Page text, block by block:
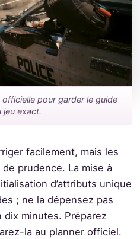
pour garder le guide
jeu exact.
facilement, mais les
prudence. La mise à
d’attributs unique
; ne la dépensez pas
minutes. Préparez
la au planner officiel.